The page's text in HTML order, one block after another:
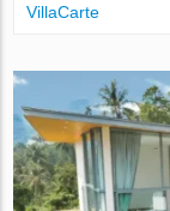
VillaСarte